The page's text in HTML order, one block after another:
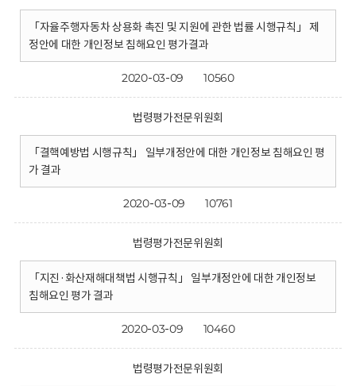
「자율주행자동차 상용화 촉진 및 지원에 관한 법률 시행규칙」 제
정안에 대한 개인정보 침해요인 평가결과
2020-03-09 10560
법령평가전문위원회
「결핵예방법 시행규칙」 일부개정안에 대한 개인정보 침해요인 평
가 결과
2020-03-09 10761
법령평가전문위원회
「지진·화산재해대책법 시행규칙」 일부개정안에 대한 개인정보
침해요인 평가 결과
2020-03-09 10460
법령평가전문위원회